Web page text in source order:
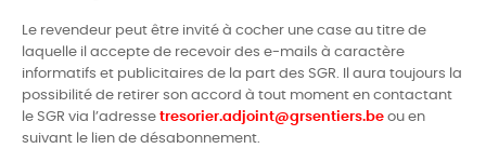
Le revendeur peut être invité à cocher une case au titre de
laquelle il accepte de recevoir des e-mails à caractère
informatifs et publicitaires de la part des SGR. Il aura toujours la
possibilité de retirer son accord à tout moment en contactant
le SGR via l’adresse tresorier.adjoint@grsentiers.be ou en
suivant le lien de désabonnement.